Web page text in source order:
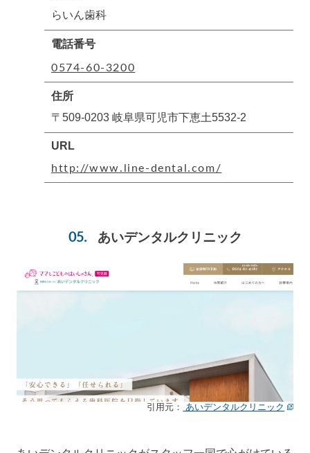
らいん歯科
電話番号
0574-60-3200
住所
〒509-0203 岐阜県可児市下恵土5532-2
URL
http://www.line-dental.com/
あいデンタルクリニック
引用元： あいデンタルクリニック